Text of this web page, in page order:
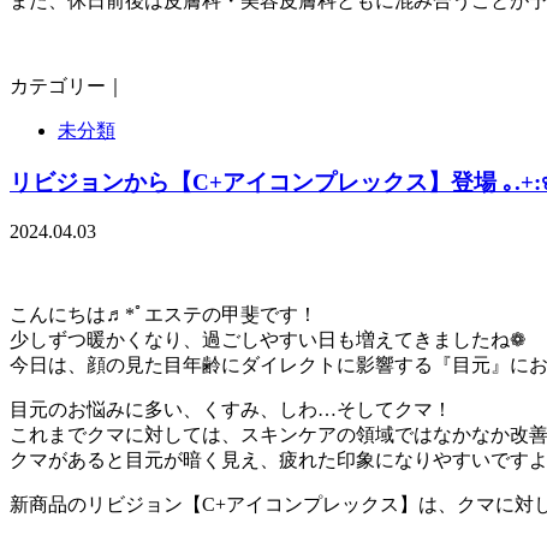
カテゴリー｜
未分類
リビジョンから【C+アイコンプレックス】登場 ｡
2024.04.03
こんにちは♬*ﾟエステの甲斐です！
少しずつ暖かくなり、過ごしやすい日も増えてきましたね❁
今日は、顔の見た目年齢にダイレクトに影響する『目元』に
目元のお悩みに多い、くすみ、しわ…そしてクマ！
これまでクマに対しては、スキンケアの領域ではなかなか改
クマがあると目元が暗く見え、疲れた印象になりやすいです
新商品のリビジョン【C+アイコンプレックス】は、クマに対